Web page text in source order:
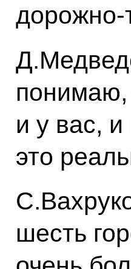
дорожно-
понимаю,
и у вас, и
это
шесть